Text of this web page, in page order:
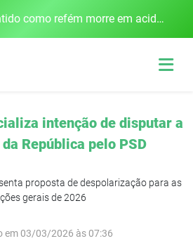
Empresário mantido como refém morre em acidente após assalto em Cerro Largo
intenção de disputar a
República pelo PSD
proposta de despolarização para as
gerais de 2026
em 03/03/2026 às 07:36